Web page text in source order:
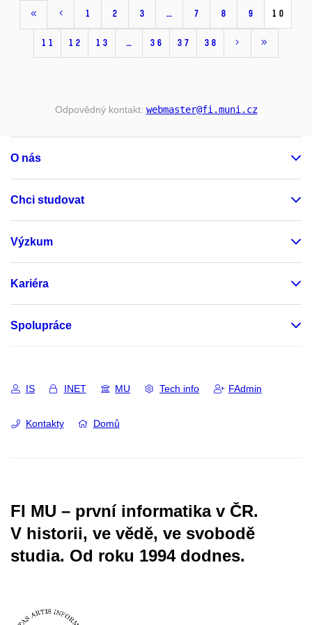
1 2 3 … 7 8 9 10
11 12 13 … 36 37 38
Odpovědný kontakt: webmaster@fi .muni .cz
O nás
Chci studovat
Výzkum
Kariéra
Spolupráce
IS INET MU Tech info FAdmin
Kontakty Domů
FI MU – první informatika v ČR.
V historii, ve vědě, ve svobodě
studia. Od roku 1994 dodnes.